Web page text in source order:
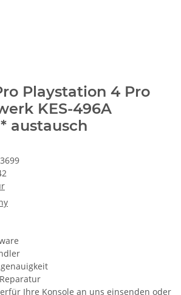
Playstation 4 Pro
KES-496A
austausch
Ihre Konsole an uns einsenden oder